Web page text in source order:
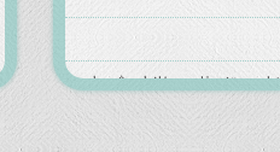
مستضعفان به خانواده شهیدان